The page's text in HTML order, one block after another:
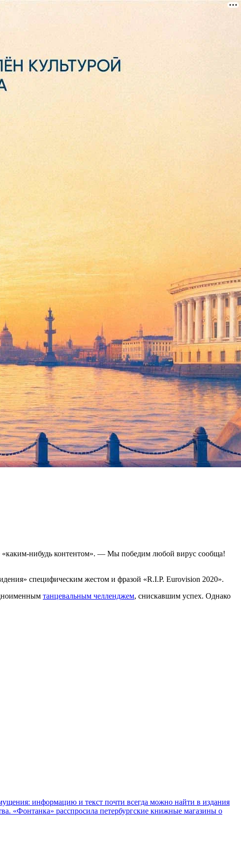
«Евровидение»
новое хобби, я начал рисовать».
но признался, что рисовать ему «весело». Жанр картин он
«каким-нибудь контентом». — Мы победим любой вирус сообща!
специфическим жестом и фразой «R.I.P. Eurovision 2020».
танцевальным челленджем, снискавшим успех. Однако
информацию и текст почти всегда можно найти в издания
«Фонтанка» расспросила петербургские книжные магазины о